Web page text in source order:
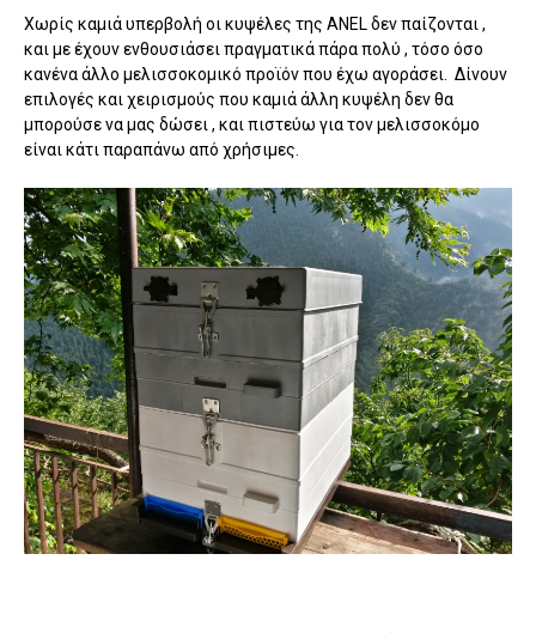
Χωρίς καμιά υπερβολή οι κυψέλες της ANEL δεν παίζονται ,
και με έχουν ενθουσιάσει πραγματικά πάρα πολύ , τόσο όσο
κανένα άλλο μελισσοκομικό προϊόν που έχω αγοράσει. Δίνουν
επιλογές και χειρισμούς που καμιά άλλη κυψέλη δεν θα
μπορούσε να μας δώσει , και πιστεύω για τον μελισσοκόμο
είναι κάτι παραπάνω από χρήσιμες.